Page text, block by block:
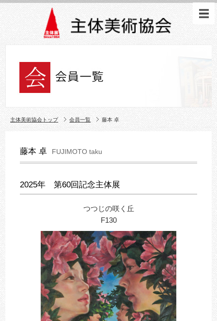
主体美術協会トップ 会員一覧 藤本 卓
藤本 卓 FUJIMOTO taku
2025年 第60回記念主体展
つつじの咲く丘
F130